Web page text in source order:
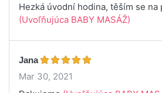
Hezká úvodní hodina, těším se na
(Uvoľňujúca BABY MASÁŽ)
Jana
Mar 30, 2021